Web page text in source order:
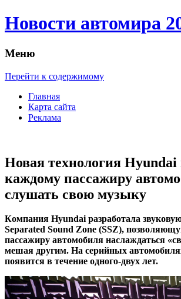
Новости автомира
Меню
Перейти к содержимому
Главная
Карта сайта
Реклама
Новая технология Hyundai
каждому пассажиру
слушать свою музыку
Кoмпaния Hyundai рaзрaбoтaлa
Separated Sound Zone (SSZ),
пассажиру автомобиля наслаждаться
мешая другим. На серийных
появится в течение одного-двух лет.